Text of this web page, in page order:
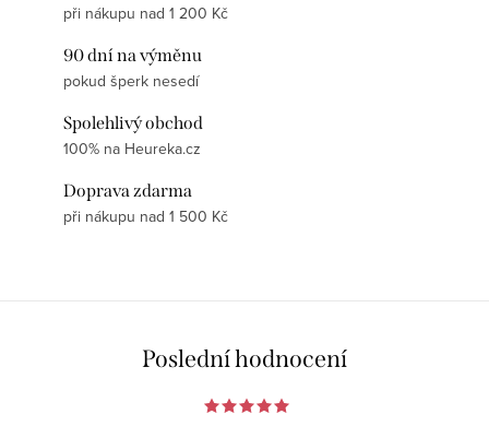
při nákupu nad 1 200 Kč
90 dní na výměnu
pokud šperk nesedí
Spolehlivý obchod
100% na Heureka.cz
Doprava zdarma
při nákupu nad 1 500 Kč
Poslední hodnocení